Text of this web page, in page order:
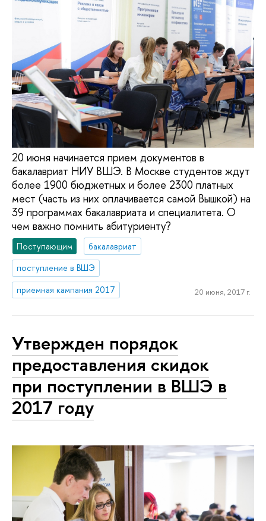
20 июня начинается прием документов в
бакалавриат НИУ ВШЭ. В Москве студентов ждут
более 1900 бюджетных и более 2300 платных
мест (часть из них оплачивается самой Вышкой) на
39 программах бакалавриата и специалитета. О
чем важно помнить абитуриенту?
Поступающим
бакалавриат
поступление в ВШЭ
приемная кампания 2017
20 июня, 2017 г.
Утвержден порядок
предоставления скидок
при поступлении в ВШЭ в
2017 году